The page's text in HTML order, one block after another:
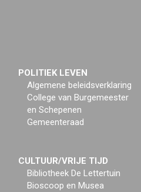
POLITIEK LEVEN
Algemene beleidsverklaring
College van Burgemeester
en Schepenen
Gemeenteraad
CULTUUR/VRIJE TIJD
Bibliotheek De Lettertuin
Bioscoop en Musea